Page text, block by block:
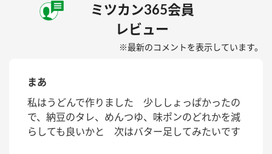
ミツカン365会員
レビュー
※最新のコメントを表示しています。
まあ
私はうどんで作りました 少ししょっぱかったの
で、納豆のタレ、めんつゆ、味ポンのどれかを減
らしても良いかと 次はバター足してみたいです